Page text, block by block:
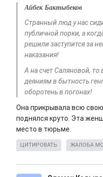
Айбек Бактыбеков
Странный люд у нас
публичной порки, а
решили заступится за
наказания!
А на счет Саляновой, то
деяниям в бытность
оборотень в погонах!
Она прикрывала всю
поднялся круто. Эта
место в тюрьме.
ЦИТИРОВАТЬ ЖАЛОБА